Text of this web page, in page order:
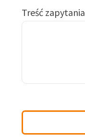
Treść zapytania